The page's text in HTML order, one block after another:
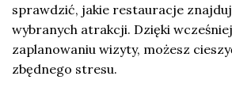
sprawdzić, jakie restauracje
wybranych atrakcji. Dzięki
zaplanowaniu wizyty, możesz
zbędnego stresu.